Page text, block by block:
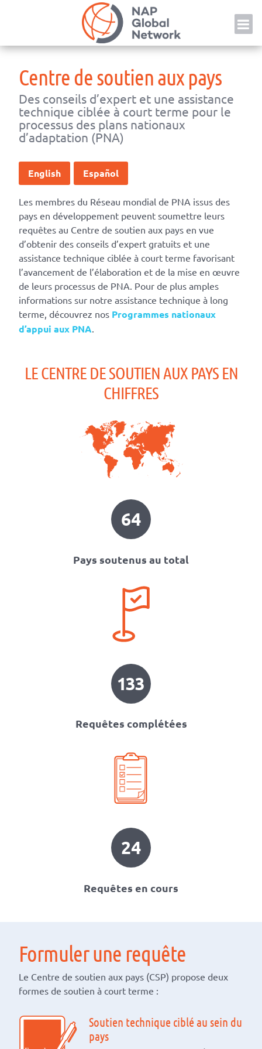
Centre de soutien aux pays
Des conseils d’expert et une assistance
technique ciblée à court terme pour le
processus des plans nationaux
d’adaptation (PNA)
English Español
Les membres du Réseau mondial de PNA issus des
pays en développement peuvent soumettre leurs
requêtes au Centre de soutien aux pays en vue
d’obtenir des conseils d’expert gratuits et une
assistance technique ciblée à court terme favorisant
l’avancement de l’élaboration et de la mise en œuvre
de leurs processus de PNA. Pour de plus amples
informations sur notre assistance technique à long
terme, découvrez nos Programmes nationaux
d’appui aux PNA.
LE CENTRE DE SOUTIEN AUX PAYS EN
CHIFFRES
64
Pays soutenus au total
133
Requêtes complétées
24
Requêtes en cours
Formuler une requête
Le Centre de soutien aux pays (CSP) propose deux
formes de soutien à court terme :
Soutien technique ciblé au sein du
pays